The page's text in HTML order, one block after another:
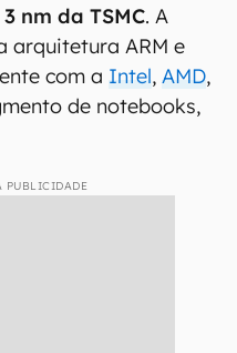
3 nm da TSMC. A
arquitetura ARM e
com a Intel, AMD,
de notebooks,
PUBLICIDADE